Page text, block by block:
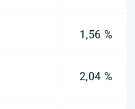
1,56 %
2,04 %